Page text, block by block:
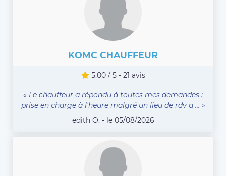
KOMC CHAUFFEUR
5.00 / 5 - 21 avis
« Le chauffeur a répondu à toutes mes demandes :
prise en charge à l'heure malgré un lieu de rdv q ... »
edith O. - le 05/08/2026